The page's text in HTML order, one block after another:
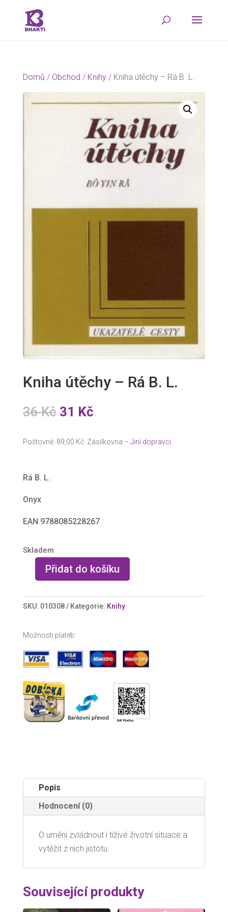
Domů / Obchod / Knihy/ Kniha útěchy – Rá B. L.
Kniha útěchy – Rá B. L.
36Kč Původní
byla:
31 KčAktuální
je:
Poštovné: 89,00 Kč Zásilkovna – Jiní dopravci
Rá B. L.
Onyx
EAN 9788085228267
Skladem
-
B.
množství
Přidat do košíku
SKU: 010308 Kategorie: Knihy
Možnosti plateb:
Popis
Hodnocení (0)
O umění zvládnout i tíživé životní situace a
vytěžit z nich jistotu.
Související produkty